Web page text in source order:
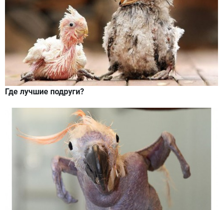
Где лучшие подруги?